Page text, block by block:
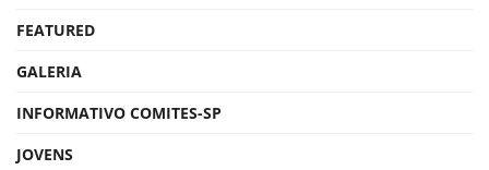
FEATURED
GALERIA
INFORMATIVO COMITES-SP
JOVENS